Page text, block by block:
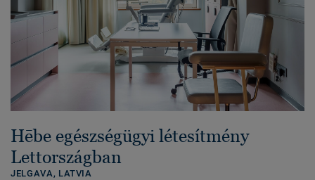
Hēbe egészségügyi létesítmény
Lettországban
JELGAVA, LATVIA